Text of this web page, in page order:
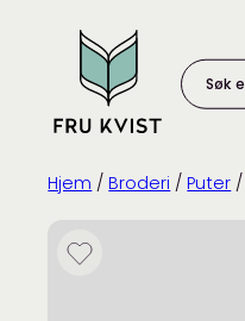
content
etter
Hjem / Broderi / Puter